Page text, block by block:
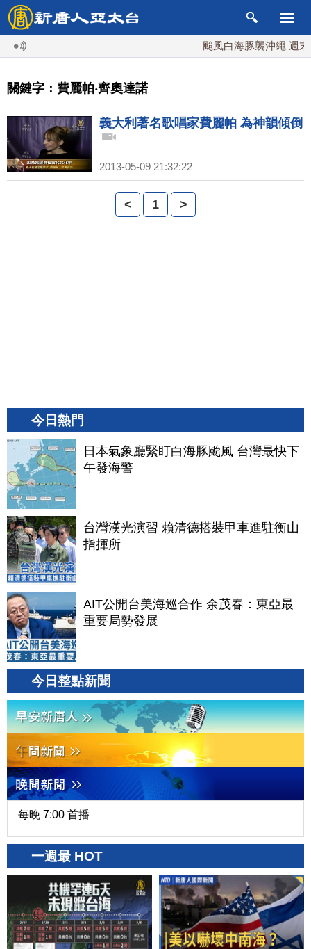
颱風白海豚襲沖繩 週末
關鍵字：費麗帕‧齊奧達諾
義大利著名歌唱家費麗帕 為神韻傾倒
2013-05-09 21:32:22
< 1 >
今日熱門
日本氣象廳緊盯白海豚颱風 台灣最快下
午發海警
台灣漢光演習 賴清德搭裝甲車進駐衡山
指揮所
AIT公開台美海巡合作 余茂春：東亞最
重要局勢發展
今日整點新聞
每晚 7:00 首播
一週最 HOT